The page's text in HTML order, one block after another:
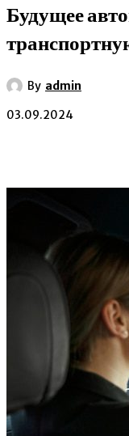
Будущее
By admin
03.09.2024